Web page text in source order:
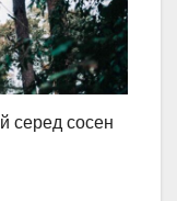
серед сосен